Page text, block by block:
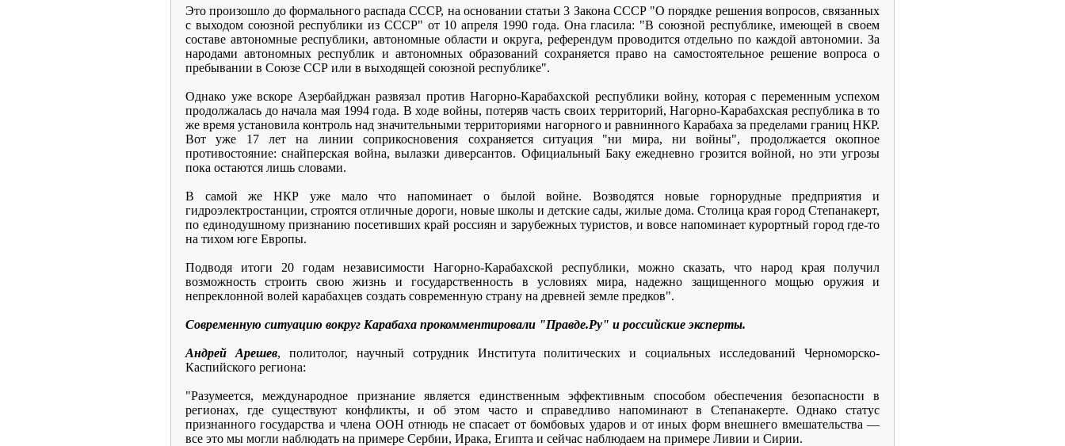
Это произошло до формального распада СССР, на основании статьи 3 Закона СССР "О порядке решения вопросов, связанных
с выходом союзной республики из СССР" от 10 апреля 1990 года. Она гласила: "В союзной республике, имеющей в своем
составе автономные республики, автономные области и округа, референдум проводится отдельно по каждой автономии. За
народами автономных республик и автономных образований сохраняется право на самостоятельное решение вопроса о
пребывании в Союзе ССР или в выходящей союзной республике".
Однако уже вскоре Азербайджан развязал против Нагорно-Карабахской республики войну, которая с переменным успехом
продолжалась до начала мая 1994 года. В ходе войны, потеряв часть своих территорий, Нагорно-Карабахская республика в то
же время установила контроль над значительными территориями нагорного и равнинного Карабаха за пределами границ НКР.
Вот уже 17 лет на линии соприкосновения сохраняется ситуация "ни мира, ни войны", продолжается окопное
противостояние: снайперская война, вылазки диверсантов. Официальный Баку ежедневно грозится войной, но эти угрозы
пока остаются лишь словами.
В самой же НКР уже мало что напоминает о былой войне. Возводятся новые горнорудные предприятия и
гидроэлектростанции, строятся отличные дороги, новые школы и детские сады, жилые дома. Столица края город Степанакерт,
по единодушному признанию посетивших край россиян и зарубежных туристов, и вовсе напоминает курортный город где-то
на тихом юге Европы.
Подводя итоги 20 годам независимости Нагорно-Карабахской республики, можно сказать, что народ края получил
возможность строить свою жизнь и государственность в условиях мира, надежно защищенного мощью оружия и
непреклонной волей карабахцев создать современную страну на древней земле предков".
Современную ситуацию вокруг Карабаха прокомментировали "Правде.Ру" и российские эксперты.
Андрей Арешев, политолог, научный сотрудник Института политических и социальных исследований Черноморско-
Каспийского региона:
"Разумеется, международное признание является единственным эффективным способом обеспечения безопасности в
регионах, где существуют конфликты, и об этом часто и справедливо напоминают в Степанакерте. Однако статус
признанного государства и члена ООН отнюдь не спасает от бомбовых ударов и от иных форм внешнего вмешательства —
все это мы могли наблюдать на примере Сербии, Ирака, Египта и сейчас наблюдаем на примере Ливии и Сирии.